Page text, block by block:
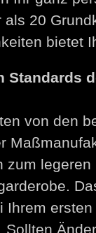
20
bietet
Standards
von den
zum
Ihrem
Sollten